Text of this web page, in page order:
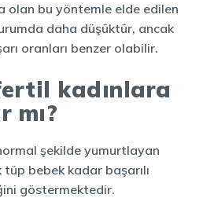
olan bu yöntemle elde edilen
daha düşüktür, ancak
oranları benzer olabilir.
kadınlara
mı?
şekilde yumurtlayan
tüp bebek kadar başarılı
göstermektedir.